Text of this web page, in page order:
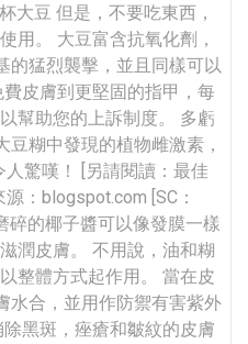
大豆 但是，不要吃東西，
用。 大豆富含抗氧化劑，
的猛烈襲擊，並且同樣可以
皮膚到更堅固的指甲，每
幫助您的上訴制度。 多虧
糊中發現的植物雌激素，
驚嘆！ [另請閱讀：最佳
：blogspot.com [SC：
碎的椰子醬可以像發膜一樣
潤皮膚。 不用說，油和糊
整體方式起作用。 當在皮
水合，並用作防禦有害紫外
黑斑，痤瘡和皺紋的皮膚